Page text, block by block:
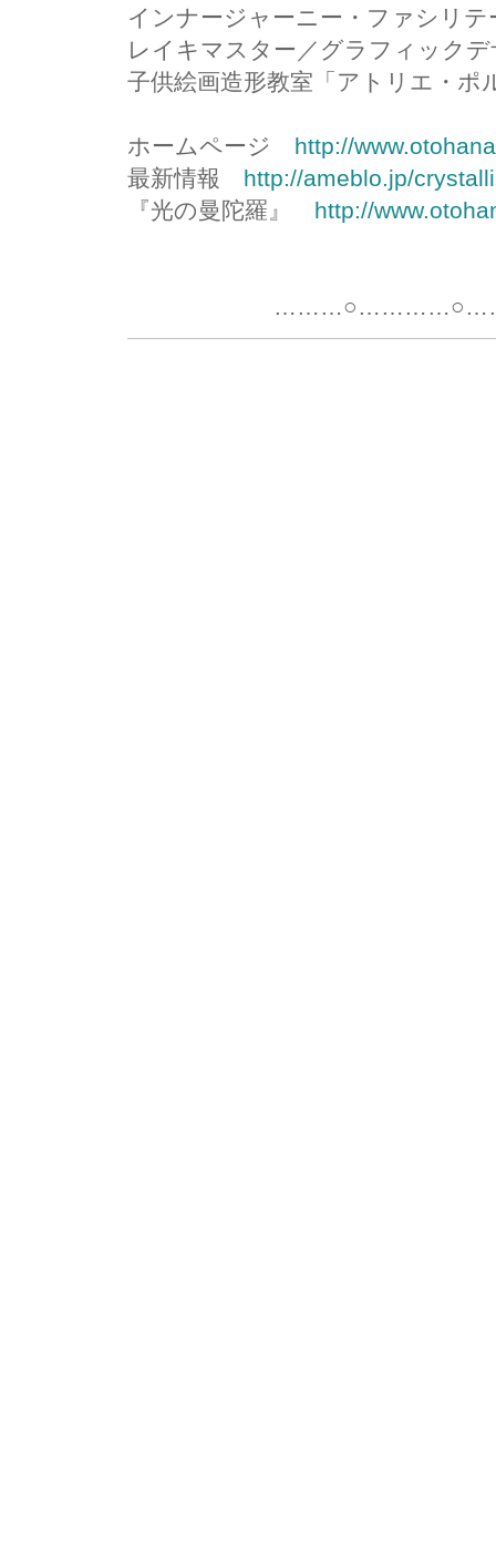
インナージャーニー・ファシリテ
レイキマスター／グラフィック
子供絵画造形教室「アトリエ・ポ
ホームページ http://
最新情報 http://ameblo.jp/
『光の曼陀羅』 http://